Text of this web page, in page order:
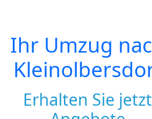
Ihr Umzug
Erhalten Sie jetzt